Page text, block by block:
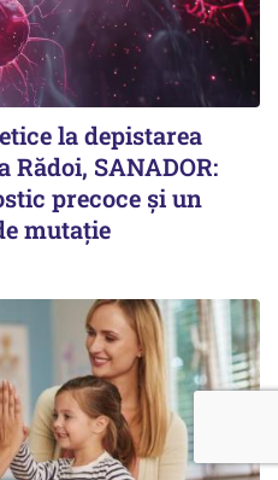
la depistarea
SANADOR:
precoce și un
mutație